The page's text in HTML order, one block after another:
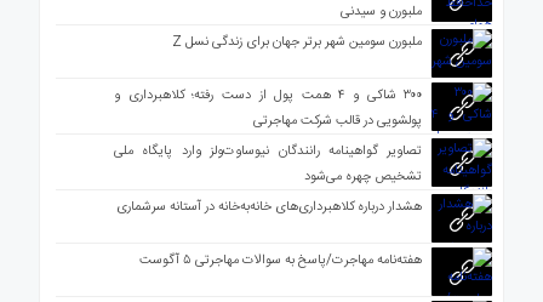
ملبورن و سیدنی
ملبورن سومین شهر برتر جهان برای زندگی نسل Z
۳۰۰ شاکی و ۴ همت پول از دست رفته؛ کلاهبرداری و
پولشویی در قالب شرکت مهاجرتی
تصاویر گواهینامه رانندگان نیوساوت‌ولز وارد پایگاه ملی
تشخیص چهره می‌شود
هشدار درباره کلاهبرداری‌های خانه‌به‌خانه در آستانه سرشماری
هفته‌نامه مهاجرت/پاسخ به سوالات مهاجرتی ۵ آگوست